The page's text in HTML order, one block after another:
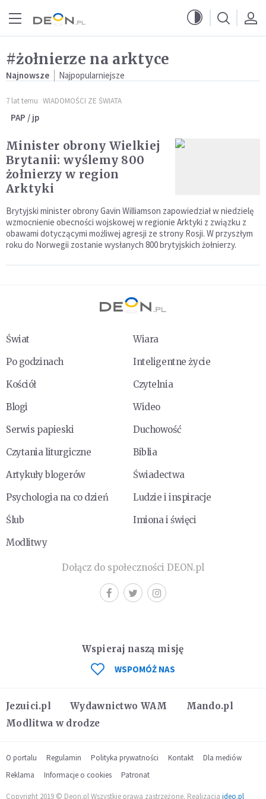
#żołnierze na arktyce
Najnowsze Najpopularniejsze
7 lat temu WIADOMOŚCI ZE ŚWIATA
PAP / jp
Minister obrony Wielkiej
Brytanii: wyślemy 800
żołnierzy w region
Arktyki
Brytyjski minister obrony Gavin Williamson zapowiedział w niedzielę
wzmocnienie obecności wojskowej w regionie Arktyki z związku z
obawami dotyczącymi możliwej agresji ze strony Rosji. W przyszłym
roku do Norwegii zostanie wysłanych 800 brytyjskich żołnierzy.
Świat
Wiara
Po godzinach
Inteligentne życie
Kościół
Czytelnia
Blogi
Wideo
Serwis papieski
Duchowość
Czytania liturgiczne
Biblia
Artykuły blogerów
Świadectwa
Psychologia na co dzień
Ludzie i inspiracje
Ślub
Imiona i święci
Modlitwy
Dołącz do społeczności DEON.pl
Jezuici.pl Wydawnictwo WAM
Mando.pl
Modlitwa w drodze
Wspieraj naszą misję
WSPOMÓŻ NAS
O portalu Regulamin Polityka prywatności Kontakt
Dla mediów
Reklama
Informacje o cookies Patronat
Copyright 2019 © Deon.pl Wszystkie prawa zastrzeżone. Realizacja ideo.pl